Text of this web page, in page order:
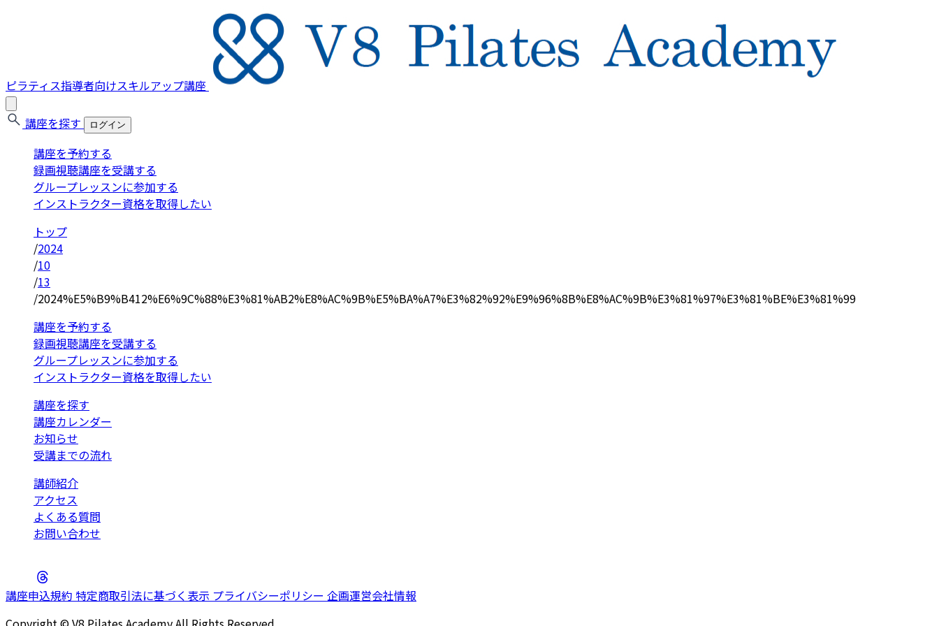
ピラティス指導者向けスキルアップ講座
講座を探す ログイン
講座を予約する
録画視聴講座を受講する
グループレッスンに参加する
インストラクター資格を取得したい
トップ
/2024
/10
/13
/2024%E5%B9%B412%E6%9C%88%E3%81%AB2%E8%AC%9B%E5%BA%A7%E3%82%92%E9%96%8B%E8%AC%9B%E3%81%97%E3%81%BE%E3%81%99
講座を予約する
録画視聴講座を受講する
グループレッスンに参加する
インストラクター資格を取得したい
講座を探す
講座カレンダー
お知らせ
受講までの流れ
講師紹介
アクセス
よくある質問
お問い合わせ
講座申込規約 特定商取引法に基づく表示 プライバシーポリシー 企画運営会社情報